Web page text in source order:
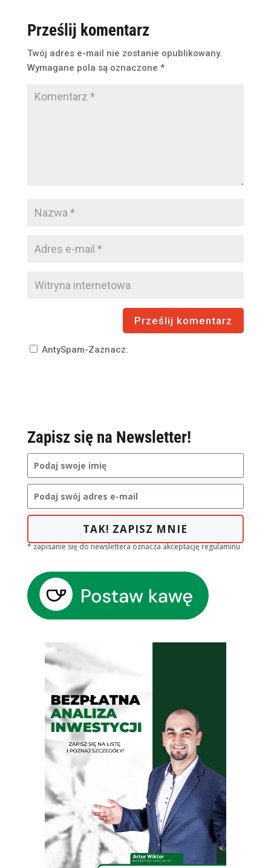
Prześlij komentarz
Twój adres e-mail nie zostanie opublikowany.
Wymagane pola są oznaczone *
AntySpam-Zaznacz:
Zapisz się na Newsletter!
TAK! ZAPISZ MNIE
* zapisanie się do newslettera oznacza akceptację regulaminu